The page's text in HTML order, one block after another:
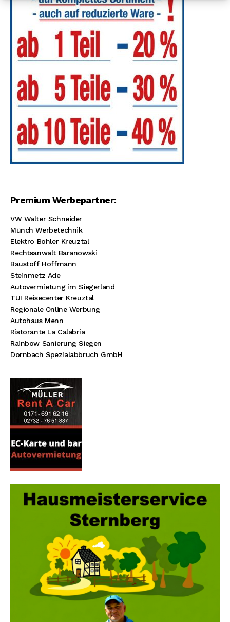
Premium Werbepartner:
VW Walter Schneider
Münch Werbetechnik
Elektro Böhler Kreuztal
Rechtsanwalt Baranowski
Baustoff Hoffmann
Steinmetz Ade
Autovermietung im Siegerland
TUI Reisecenter Kreuztal
Regionale Online Werbung
Autohaus Menn
Ristorante La Calabria
Rainbow Sanierung Siegen
Dornbach Spezialabbruch GmbH